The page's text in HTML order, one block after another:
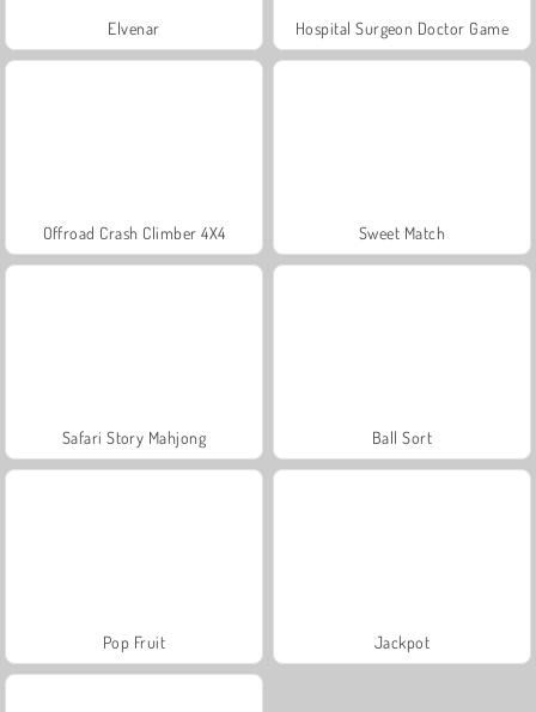
Elvenar Hospital Surgeon Doctor Game
Offroad Crash Climber 4X4 Sweet Match
Safari Story Mahjong Ball Sort
Pop Fruit Jackpot